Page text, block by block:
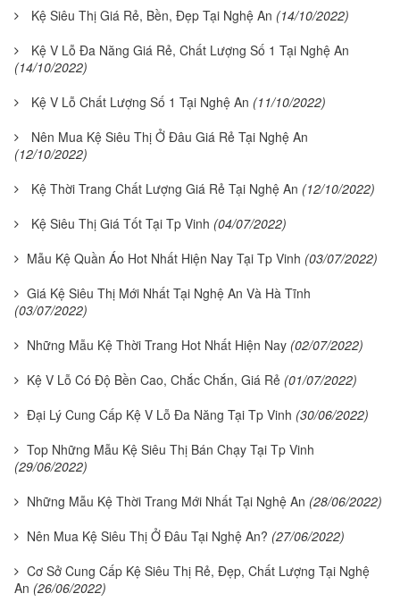
Kệ Siêu Thị Giá Rẻ, Bền, Đẹp Tại Nghệ An (14/10/2022)
Kệ V Lỗ Đa Năng Giá Rẻ, Chất Lượng Số 1 Tại Nghệ An
(14/10/2022)
Kệ V Lỗ Chất Lượng Số 1 Tại Nghệ An (11/10/2022)
Nên Mua Kệ Siêu Thị Ở Đâu Giá Rẻ Tại Nghệ An
(12/10/2022)
Kệ Thời Trang Chất Lượng Giá Rẻ Tại Nghệ An (12/10/2022)
Kệ Siêu Thị Giá Tốt Tại Tp Vinh (04/07/2022)
Mẫu Kệ Quần Áo Hot Nhất Hiện Nay Tại Tp Vinh (03/07/2022)
Giá Kệ Siêu Thị Mới Nhất Tại Nghệ An Và Hà Tĩnh
(03/07/2022)
Những Mẫu Kệ Thời Trang Hot Nhất Hiện Nay (02/07/2022)
Kệ V Lỗ Có Độ Bền Cao, Chắc Chắn, Giá Rẻ (01/07/2022)
Đại Lý Cung Cấp Kệ V Lỗ Đa Năng Tại Tp Vinh (30/06/2022)
Top Những Mẫu Kệ Siêu Thị Bán Chạy Tại Tp Vinh
(29/06/2022)
Những Mẫu Kệ Thời Trang Mới Nhất Tại Nghệ An (28/06/2022)
Nên Mua Kệ Siêu Thị Ở Đâu Tại Nghệ An? (27/06/2022)
Cơ Sở Cung Cấp Kệ Siêu Thị Rẻ, Đẹp, Chất Lượng Tại Nghệ
An (26/06/2022)